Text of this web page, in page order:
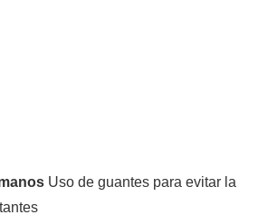
Uso de guantes para evitar la